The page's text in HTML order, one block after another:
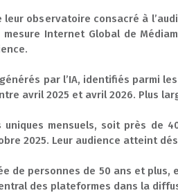
observatoire consacré à
Internet Global de
par l’IA, identifiés parmi
avril 2025 et avril 2026. Plus
mensuels, soit près de
2025. Leur audience atteint
de personnes de 50 ans et
des plateformes dans la